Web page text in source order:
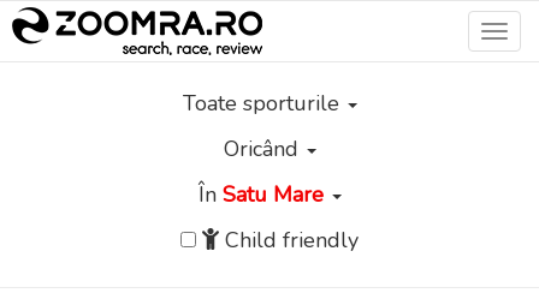
Toate sporturile
Oricând
În Satu Mare
Child friendly